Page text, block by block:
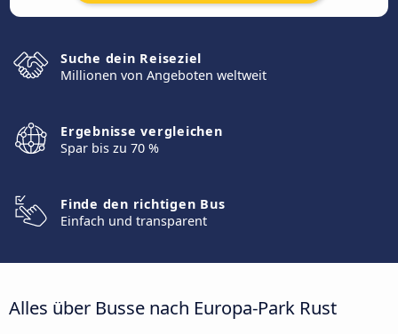
Suche dein Reiseziel
Millionen von Angeboten weltweit
Ergebnisse vergleichen
Spar bis zu 70 %
Finde den richtigen Bus
Einfach und transparent
Alles über Busse nach Europa-Park Rust